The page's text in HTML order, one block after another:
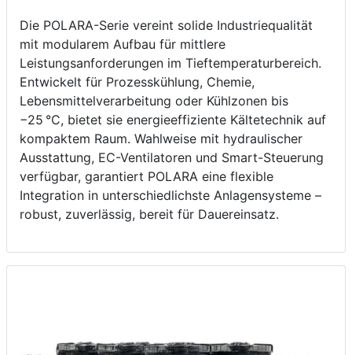
Die POLARA-Serie vereint solide Industriequalität
mit modularem Aufbau für mittlere
Leistungsanforderungen im Tieftemperaturbereich.
Entwickelt für Prozesskühlung, Chemie,
Lebensmittelverarbeitung oder Kühlzonen bis
−25 °C, bietet sie energieeffiziente Kältetechnik auf
kompaktem Raum. Wahlweise mit hydraulischer
Ausstattung, EC-Ventilatoren und Smart-Steuerung
verfügbar, garantiert POLARA eine flexible
Integration in unterschiedlichste Anlagensysteme –
robust, zuverlässig, bereit für Dauereinsatz.